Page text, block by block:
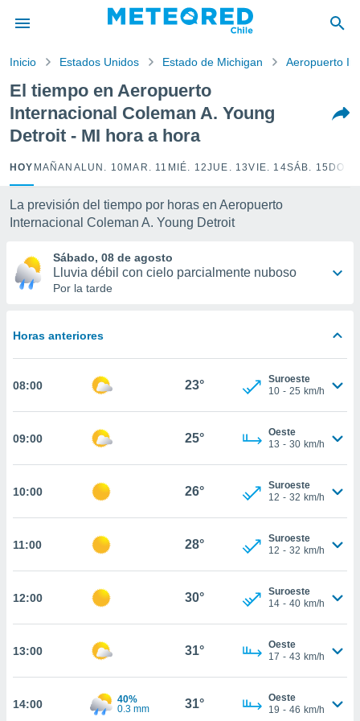
por
para
la
que se
calidad.
a este
las
y
digital
basada
seguir
la
nuestros
en
CONFIGURACIÓN
Inicio Estados Unidos Estado de Michigan Aeropuerto
El tiempo en Aeropuerto
Internacional Coleman A. Young
Detroit - MI hora a hora
HOY MAÑANA LUN. 10 MAR. 11 MIÉ. 12JUE. 13VIE. 14SÁB. 15
La previsión del tiempo por horas en Aeropuerto
Internacional Coleman A. Young Detroit
Sábado, 08 de agosto
Lluvia débil con cielo parcialmente nuboso
Por la tarde
Horas anteriores
08:00 23°
Suroeste
10 - 25 km/h
09:00 25°
Oeste
13 - 30 km/h
10:00 26°
Suroeste
12 - 32 km/h
11:00 28°
Suroeste
12 - 32 km/h
12:00 30°
Suroeste
14 - 40 km/h
13:00 31°
Oeste
17 - 43 km/h
14:00
40%
0.3 mm
31°
Oeste
19 - 46 km/h